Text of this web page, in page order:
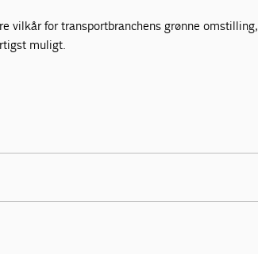
vilkår for transportbranchens grønne omstilling,
muligt.